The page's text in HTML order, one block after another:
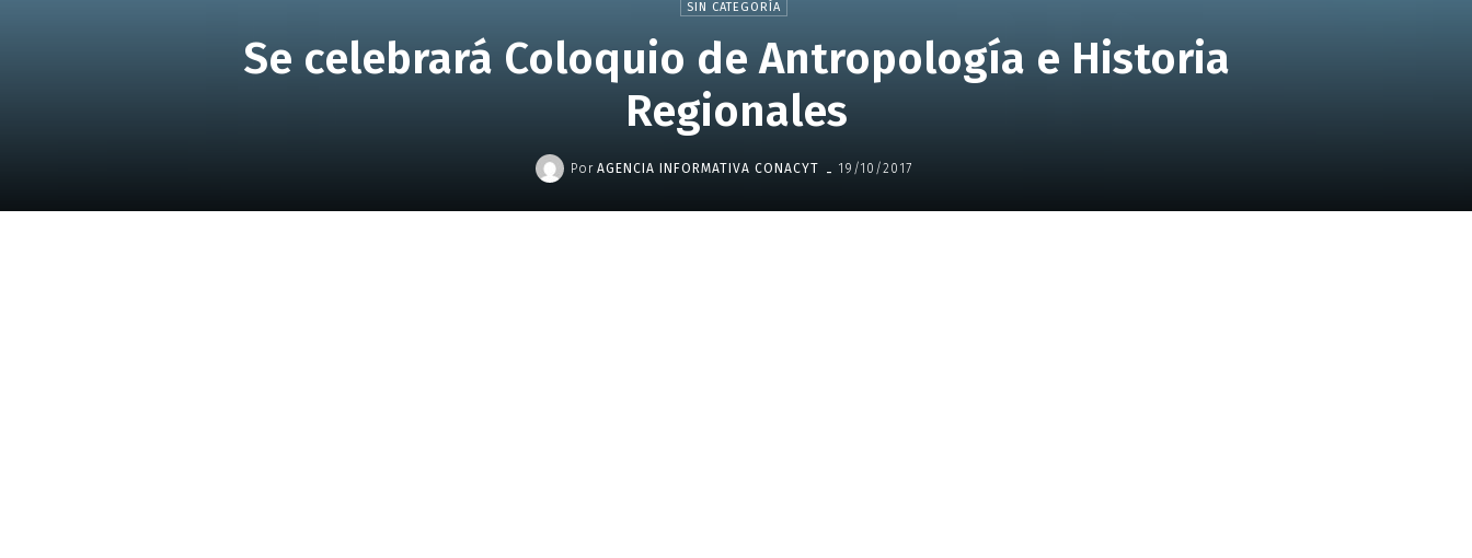
SIN CATEGORÍA
Se celebrará Coloquio de Antropología e Historia
Regionales
Por AGENCIA INFORMATIVA CONACYT - 19/10/2017